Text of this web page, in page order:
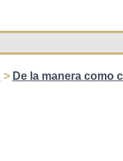
> De la manera como